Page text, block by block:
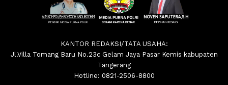
KANTOR REDAKSI/TATA USAHA:
Jl.Villa Tomang Baru No.23c Gelam Jaya Pasar Kemis kabupaten
Tangerang
Hotline: 0821-2506-8800